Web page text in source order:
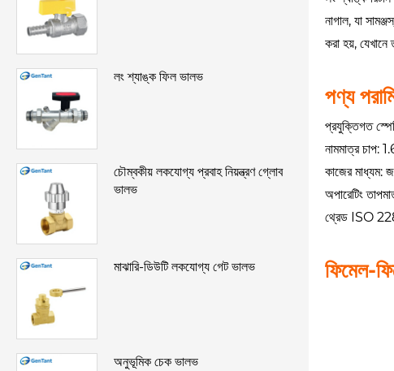
লং শ্যাঙ্ক ফিল ভালভ
চৌম্বকীয় লকযোগ্য প্রবাহ নিয়ন্ত্রণ গ্লোব
ভালভ
মাঝারি-ডিউটি ​​লকযোগ্য গেট ভালভ
অনুভূমিক চেক ভালভ
নাগাল, যা
করা হয়,
পণ্য
প্রযুক্তিগত
নামমাত্র চাপ:
কাজের মাধ্যম:
অপারেটিং
থ্রেড ISO
ফিমেল-